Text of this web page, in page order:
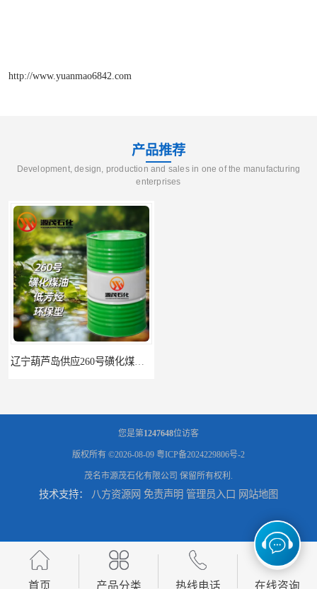
http://www.yuanmao6842.com
产品推荐
Development, design, production and sales in one of the manufacturing
enterprises
您是第1247648位访客
版权所有 ©2026-08-09 粤ICP备2024229806号-2
茂名市源茂石化有限公司 保留所有权利.
技术支持： 八方资源网 免责声明 管理员入口 网站地图
首页 产品分类 热线电话 在线咨询